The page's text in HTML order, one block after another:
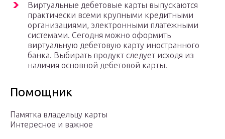
Виртуальные дебетовые карты выпускаются
практически всеми крупными кредитными
организациями, электронными платежными
системами. Сегодня можно оформить
виртуальную дебетовую карту иностранного
банка. Выбирать продукт следует исходя из
наличия основной дебетовой карты.
Помощник
Памятка владельцу карты
Интересное и важное